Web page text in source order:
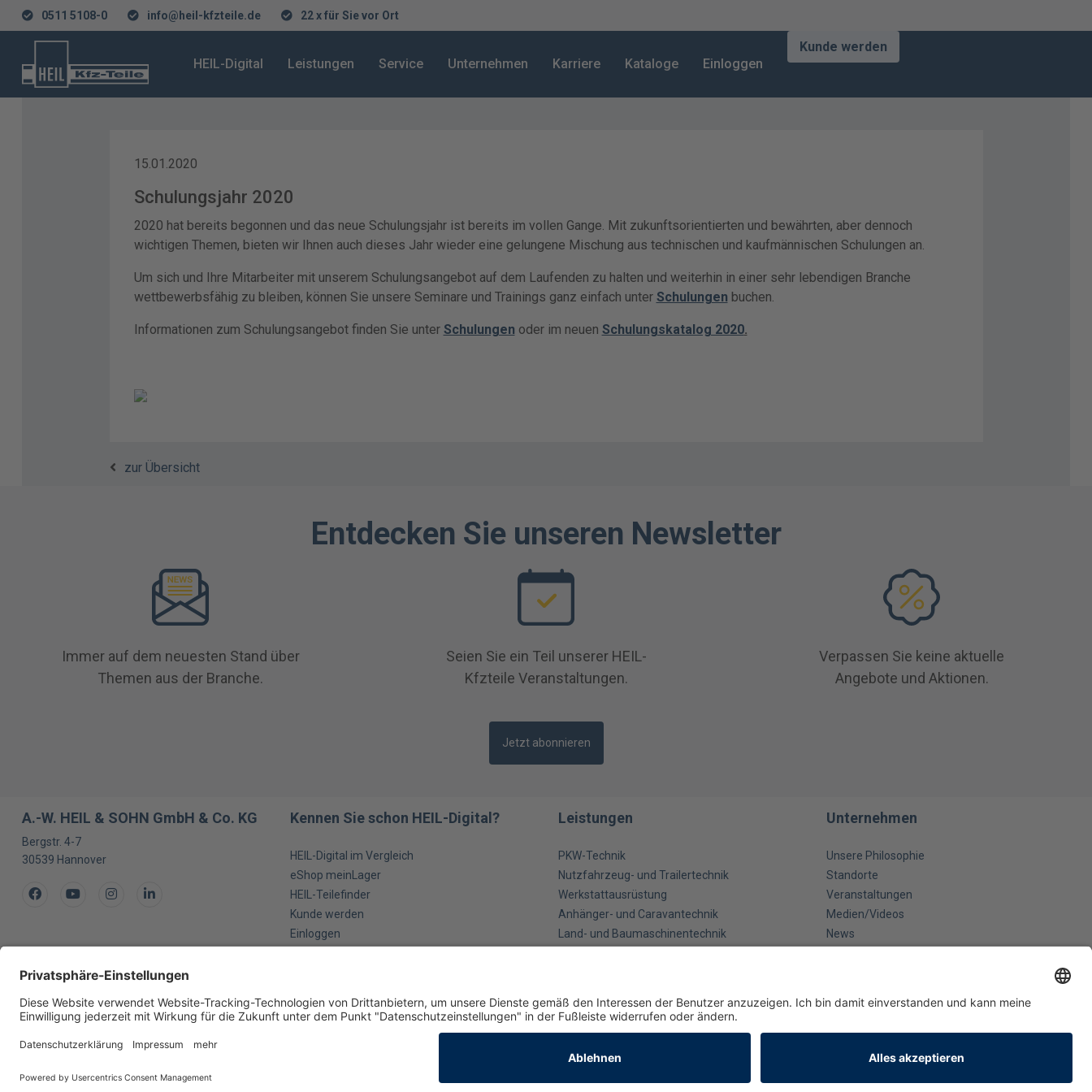
0511 5108-0 info@heil-kfzteile.de 22 x für Sie vor Ort
HEIL-Digital Leistungen Service Unternehmen Karriere Kataloge Einloggen
Kunde werden
15.01.2020
Schulungsjahr 2020
2020 hat bereits begonnen und das neue Schulungsjahr ist bereits im vollen Gange. Mit zukunftsorientierten und bewährten, aber dennoch
wichtigen Themen, bieten wir Ihnen auch dieses Jahr wieder eine gelungene Mischung aus technischen und kaufmännischen Schulungen an.
Um sich und Ihre Mitarbeiter mit unserem Schulungsangebot auf dem Laufenden zu halten und weiterhin in einer sehr lebendigen Branche
wettbewerbsfähig zu bleiben, können Sie unsere Seminare und Trainings ganz einfach unter Schulungen buchen.
Informationen zum Schulungsangebot finden Sie unter Schulungen oder im neuen Schulungskatalog 2020.
zur Übersicht
Entdecken Sie unseren Newsletter
Immer auf dem neuesten Stand über
Themen aus der Branche.
Seien Sie ein Teil unserer HEIL-
Kfzteile Veranstaltungen.
Verpassen Sie keine aktuelle
Angebote und Aktionen.
Jetzt abonnieren
A.-W. HEIL & SOHN GmbH & Co. KG
Bergstr. 4-7
30539 Hannover
FacebookYoutubeInstagramLinkedIn
Kennen Sie schon HEIL-Digital?
HEIL-Digital im Vergleich
eShop meinLager
HEIL-Teilefinder
Kunde werden
Einloggen
Leistungen
PKW-Technik
Nutzfahrzeug- und Trailertechnik
Werkstattausrüstung
Anhänger- und Caravantechnik
Land- und Baumaschinentechnik
Unternehmen
Unsere Philosophie
Standorte
Veranstaltungen
Medien/Videos
News